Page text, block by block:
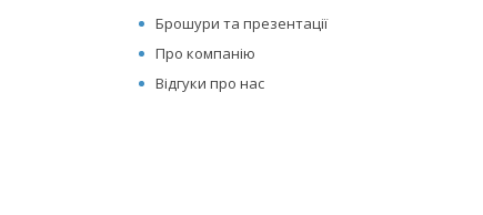
Брошури та презентації
Про компанію
Відгуки про нас